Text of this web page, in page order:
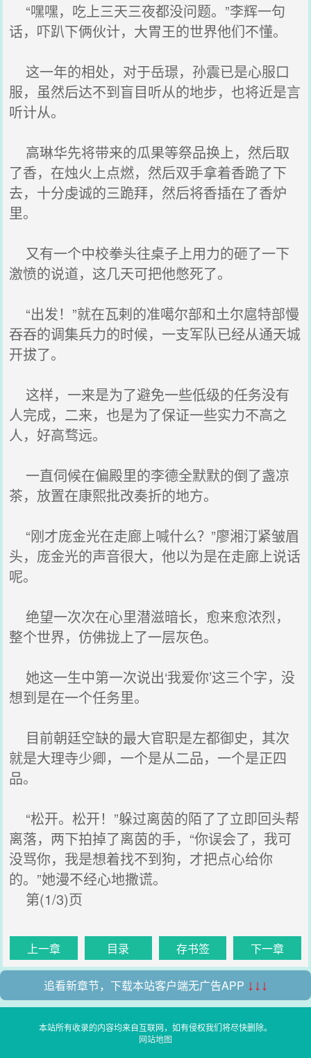
“嘿嘿，吃上三天三夜都没问题。”李辉一句
话，吓趴下俩伙计，大胃王的世界他们不懂。
这一年的相处，对于岳璟，孙震已是心服口
服，虽然后达不到盲目听从的地步，也将近是言
听计从。
高琳华先将带来的瓜果等祭品换上，然后取
了香，在烛火上点燃，然后双手拿着香跪了下
去，十分虔诚的三跪拜，然后将香插在了香炉
里。
又有一个中校拳头往桌子上用力的砸了一下
激愤的说道，这几天可把他憋死了。
“出发！”就在瓦剌的准噶尔部和土尔扈特部慢
吞吞的调集兵力的时候，一支军队已经从通天城
开拔了。
这样，一来是为了避免一些低级的任务没有
人完成，二来，也是为了保证一些实力不高之
人，好高骛远。
一直伺候在偏殿里的李德全默默的倒了盏凉
茶，放置在康熙批改奏折的地方。
“刚才庞金光在走廊上喊什么？”廖湘汀紧皱眉
头，庞金光的声音很大，他以为是在走廊上说话
呢。
绝望一次次在心里潜滋暗长，愈来愈浓烈，
整个世界，仿佛拢上了一层灰色。
她这一生中第一次说出‘我爱你’这三个字，没
想到是在一个任务里。
目前朝廷空缺的最大官职是左都御史，其次
就是大理寺少卿，一个是从二品，一个是正四
品。
“松开。松开！”躲过离茵的陌了了立即回头帮
离落，两下拍掉了离茵的手，“你误会了，我可
没骂你，我是想着找不到狗，才把点心给你
的。”她漫不经心地撒谎。
第(1/3)页
上一章 目录 存书签 下一章
追看新章节，下载本站客户端无广告APP ↓↓↓
本站所有收录的内容均来自互联网，如有侵权我们将尽快删除。
网站地图